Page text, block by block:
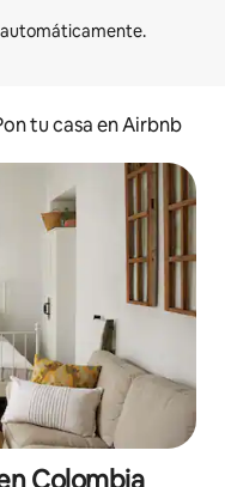
tu casa en Airbnb